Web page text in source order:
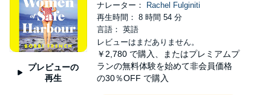
プレビューの
再生
ナレーター：
Rachel Fulginiti
再生時間： 8 時間 54 分
言語： 英語
レビューはまだありません。
￥2,780 で購入、またはプレミアムプ
ランの無料体験を始めて非会員価格
の30％OFF で購入